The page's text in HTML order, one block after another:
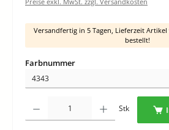
Versandfertig in 5 Tagen, Lieferzeit
bestellt!
Farbnummerauswählen
Produkt Anzahl: Gib den gewünschten Wert
Stk